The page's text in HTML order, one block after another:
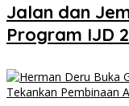
Jalan dan
Program IJD